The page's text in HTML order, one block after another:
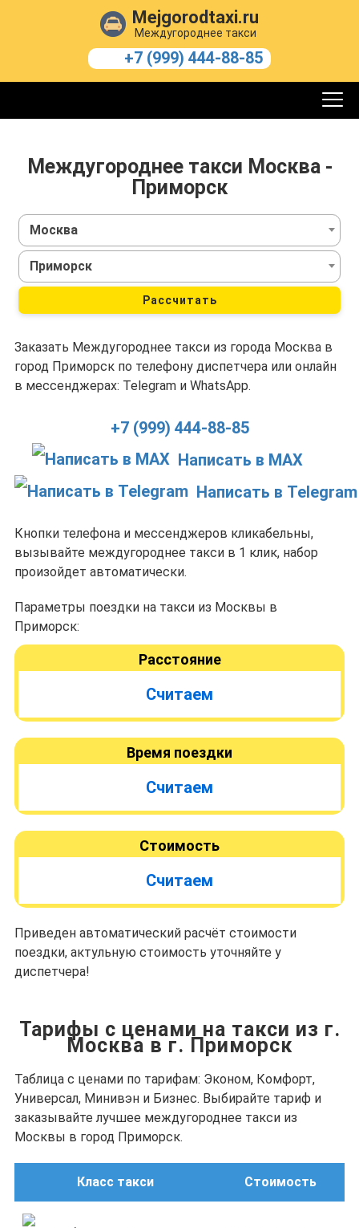
Mejgorodtaxi.ru
Междугороднее такси
+7 (999) 444-88-85
Междугороднее такси Москва -
Приморск
Москва
Приморск
Рассчитать
Заказать Междугороднее такси из города Москва в
город Приморск по телефону диспетчера или онлайн
в мессенджерах: Telegram и WhatsApp.
+7 (999) 444-88-85
Написать в MAX
Написать в Telegram
Кнопки телефона и мессенджеров кликабельны,
вызывайте междугороднее такси в 1 клик, набор
произойдет автоматически.
Параметры поездки на такси из Москвы в
Приморск:
Расстояние
Считаем
Время поездки
Считаем
Стоимость
Считаем
Приведен автоматический расчёт стоимости
поездки, актульную стоимость уточняйте у
диспетчера!
Тарифы с ценами на такси из г.
Москва в г. Приморск
Таблица с ценами по тарифам: Эконом, Комфорт,
Универсал, Минивэн и Бизнес. Выбирайте тариф и
заказывайте лучшее междугороднее такси из
Москвы в город Приморск.
Класс такси Стоимость